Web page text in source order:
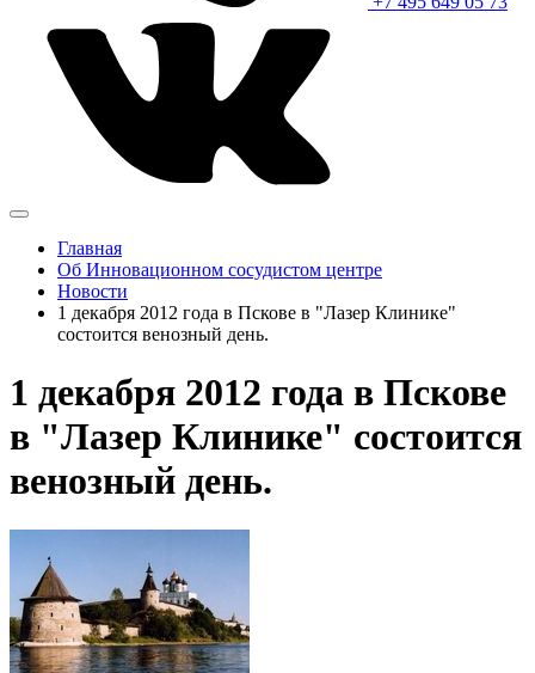
Главная
Об Инновационном сосудистом центре
Новости
1 декабря 2012 года в Пскове в "Лазер Клинике"
состоится венозный день.
1 декабря 2012 года в Пскове
в "Лазер Клинике" состоится
венозный день.